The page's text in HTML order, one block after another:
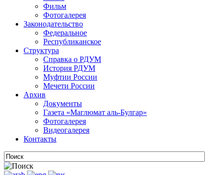
Фильм
Фотогалерея
Законодательство
Федеральное
Республиканское
Структура
Справка о РДУМ
История РДУМ
Муфтии России
Мечети России
Архив
Документы
Газета «Маглюмат аль-Булгар»
Фотогалерея
Видеогалерея
Контакты